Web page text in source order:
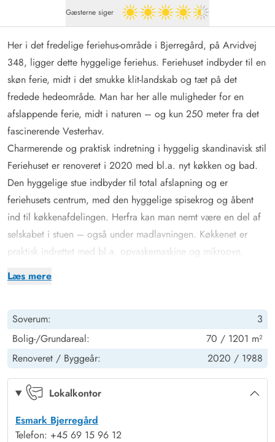
Gæsterne siger 4.5 ud af 5
Læs mere
Her i det fredelige feriehus-område i Bjerregård, på Arvidvej
348, ligger dette hyggelige feriehus. Feriehuset indbyder til en
skøn ferie, midt i det smukke klit-landskab og tæt på det
fredede hedeområde. Man har her alle muligheder for en
afslappende ferie, midt i naturen – og kun 250 meter fra det
fascinerende Vesterhav.
Charmerende og praktisk indretning i hyggelig skandinavisk stil
Feriehuset er renoveret i 2020 med bl.a. nyt køkken og bad.
Den hyggelige stue indbyder til total afslapning og er
feriehusets centrum, med den hyggelige spisekrog og åbent
ind til køkkenafdelingen. Herfra kan man nemt være en del af
selskabet i stuen – også under madlavningen. Køkkenet er
praktisk indrettet med bl.a. opvaskemaskine og mikroovn.
Indretningen er overalt holdt i lyse farver og hyggelig
brændeovnen eller varmepumpen. TVét i stuen er et Apple TV,
hvor du kan streame dine yndlingskanaler direkte.
Der er plads til 6 personer her – fordelt på 3 soverum, hvoraf
de to er med dobbeltsenge og et værelse er med enkeltsenge.
I forbindelse med badeværelset finder I en sauna, hvor man
klitlandskabet og ved stranden.
Soverum:
3
Bolig-/Grundareal:
70 / 1201 m²
Renoveret / Byggeår: 2020 / 1988
Lokalkontor
Esmark Bjerregård
Telefon: +45 69 15 96 12